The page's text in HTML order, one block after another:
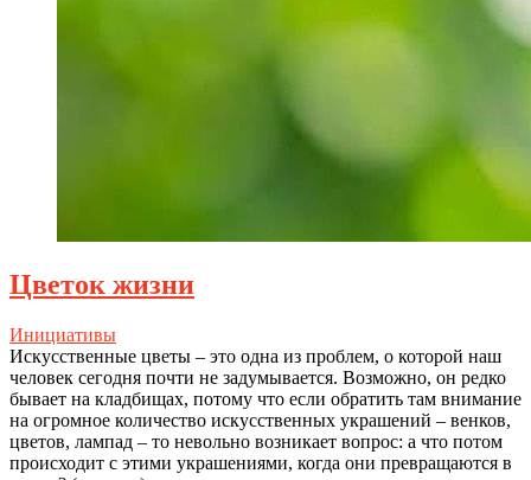
Цветок жизни
Инициативы
Искусственные цветы – это одна из проблем, о которой наш
человек сегодня почти не задумывается. Возможно, он редко
бывает на кладбищах, потому что если обратить там внимание
на огромное количество искусственных украшений – венков,
цветов, лампад – то невольно возникает вопрос: а что потом
происходит с этими украшениями, когда они превращаются в